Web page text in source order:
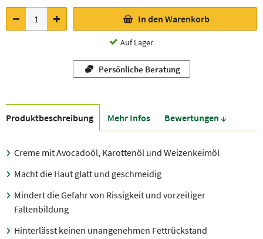
In den Warenkorb
Auf Lager
Persönliche Beratung
Produkt­beschreibung Mehr Infos Bewer­tungen ↓
Creme mit Avocadoöl, Karottenöl und Weizenkeimöl
Macht die Haut glatt und geschmeidig
Mindert die Gefahr von Rissigkeit und vorzeitiger
Faltenbildung
Hinterlässt keinen unangenehmen Fettrückstand